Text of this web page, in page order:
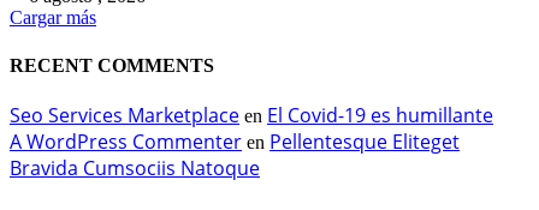
Cargar más
RECENT COMMENTS
Seo Services Marketplace en El Covid-19 es humillante
A WordPress Commenter en Pellentesque Eliteget
Bravida Cumsociis Natoque